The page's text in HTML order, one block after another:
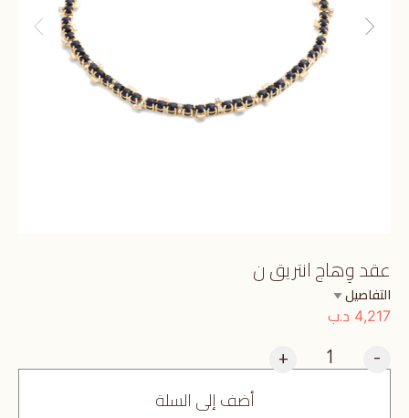
عقد وِهاج انتريق ن
التفاصيل
4,217 د.ب
-
+
أضف إلى السلة